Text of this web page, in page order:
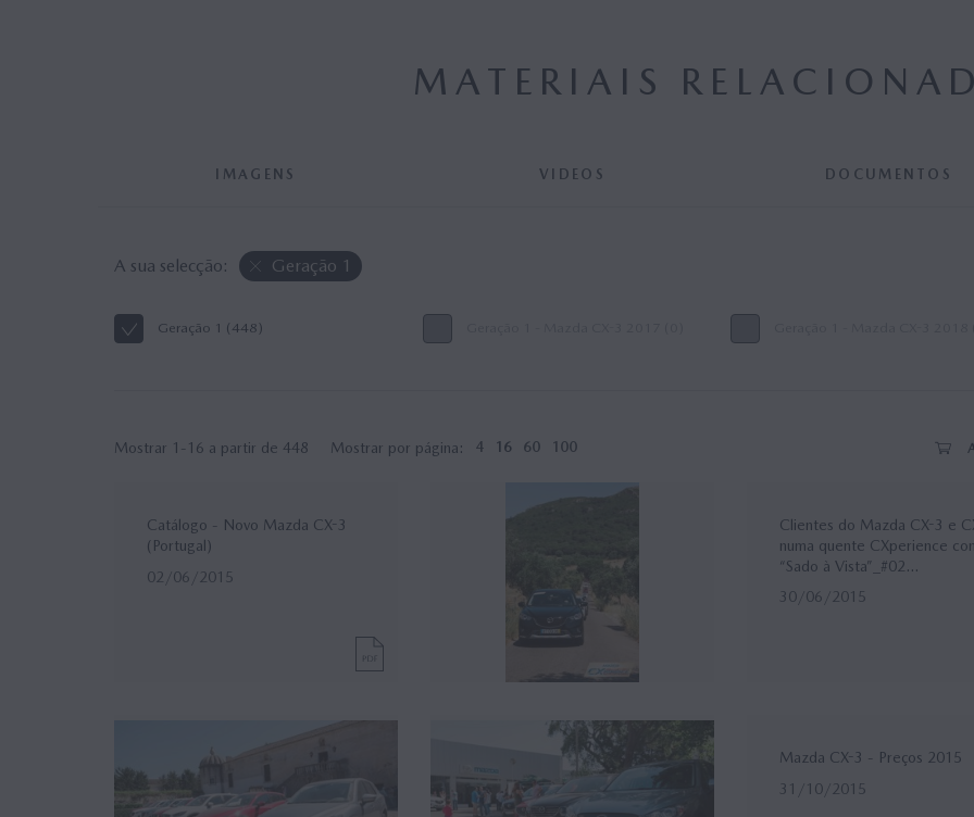
MATERIAIS
IMAGENS VIDEOS DOCUMENTOS
A sua selecção: Geração 1
Geração 1 (448)
Mostrar 1-16 a partir de 448 Mostrar por página: 4 16 60 100
Catálogo - Novo Mazda CX-3
(Portugal)
02/06/2015
Clientes do Mazda CX-3 e
numa quente CXperience
“Sado à Vista”_#02...
30/06/2015
Mazda CX-3 - Preços 2015
31/10/2015